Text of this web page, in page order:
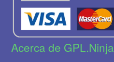
Acerca de GPL.Ninja